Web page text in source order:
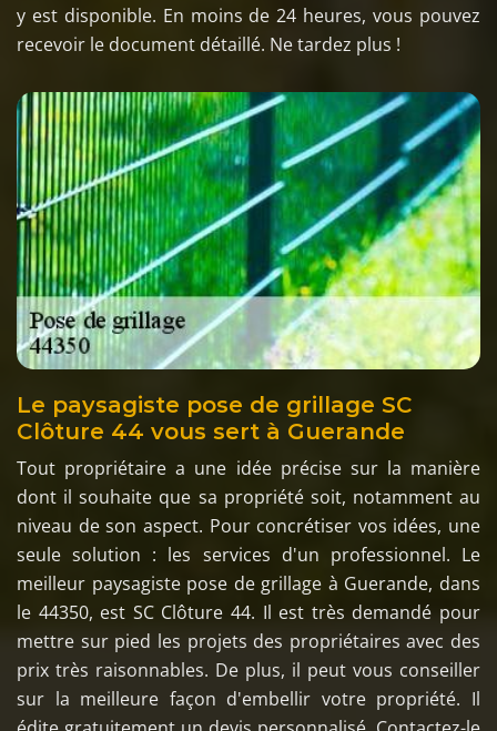
y est disponible. En moins de 24 heures, vous pouvez
recevoir le document détaillé. Ne tardez plus !
Le paysagiste pose de grillage SC
Clôture 44 vous sert à Guerande
Tout propriétaire a une idée précise sur la manière
dont il souhaite que sa propriété soit, notamment au
niveau de son aspect. Pour concrétiser vos idées, une
seule solution : les services d'un professionnel. Le
meilleur paysagiste pose de grillage à Guerande, dans
le 44350, est SC Clôture 44. Il est très demandé pour
mettre sur pied les projets des propriétaires avec des
prix très raisonnables. De plus, il peut vous conseiller
sur la meilleure façon d'embellir votre propriété. Il